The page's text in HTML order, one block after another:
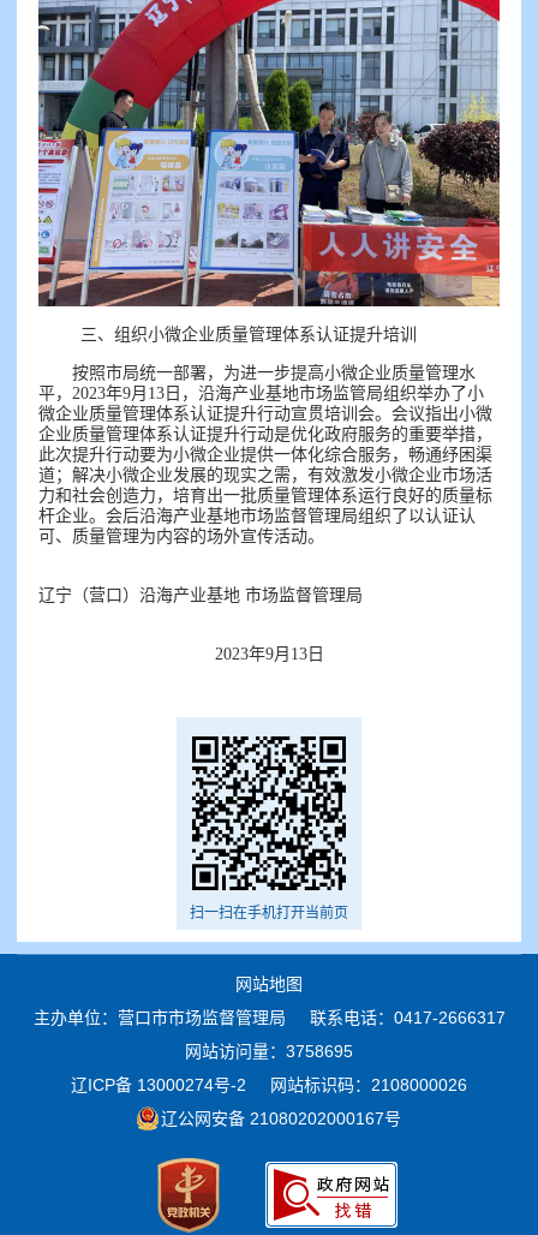
三、组织小微企业质量管理体系认证提升培训
按照市局统一部署，为进一步提高小微企业质量管理水
平，2023年9月13日，沿海产业基地市场监管局组织举办了小
微企业质量管理体系认证提升行动宣贯培训会。会议指出小微
企业质量管理体系认证提升行动是优化政府服务的重要举措，
此次提升行动要为小微企业提供一体化综合服务，畅通纾困渠
道；解决小微企业发展的现实之需，有效激发小微企业市场活
力和社会创造力，培育出一批质量管理体系运行良好的质量标
杆企业。会后沿海产业基地市场监督管理局组织了以认证认
可、质量管理为内容的场外宣传活动。
辽宁（营口）沿海产业基地 市场监督管理局
2023年9月13日
扫一扫在手机打开当前页
网站地图
主办单位：营口市市场监督管理局
联系电话：0417-2666317
网站访问量：3758695
辽ICP备 13000274号-2
网站标识码：2108000026
辽公网安备 21080202000167号